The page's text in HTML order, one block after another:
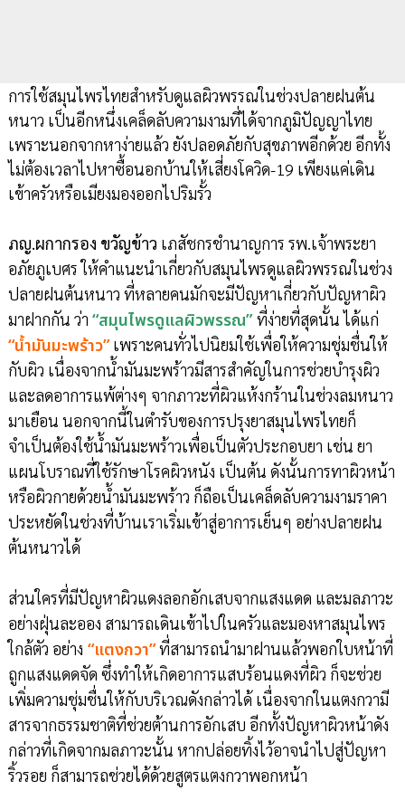
การใช้สมุนไพรไทยสำหรับดูแลผิวพรรณในช่วงปลายฝนต้น
หนาว เป็นอีกหนึ่งเคล็ดลับความงามที่ได้จากภูมิปัญญาไทย
เพราะนอกจากหาง่ายแล้ว ยังปลอดภัยกับสุขภาพอีกด้วย อีกทั้ง
ไม่ต้องเวลาไปหาซื้อนอกบ้านให้เสี่ยงโควิด-19 เพียงแค่เดิน
เข้าครัวหรือเมียงมองออกไปริมรั้ว
ภญ.ผกากรอง ขวัญข้าว เภสัชกรชำนาญการ รพ.เจ้าพระยา
อภัยภูเบศร ให้คำแนะนำเกี่ยวกับสมุนไพรดูแลผิวพรรณในช่วง
ปลายฝนต้นหนาว ที่หลายคนมักจะมีปัญหาเกี่ยวกับปัญหาผิว
มาฝากกัน ว่า “สมุนไพรดูแลผิวพรรณ” ที่ง่ายที่สุดนั้น ได้แก่
“น้ำมันมะพร้าว”เพราะคนทั่วไปนิยมใช้เพื่อให้ความชุ่มชื่นให้
กับผิว เนื่องจากน้ำมันมะพร้าวมีสารสำคัญในการช่วยบำรุงผิว
และลดอาการแพ้ต่างๆ จากภาวะที่ผิวแห้งกร้านในช่วงลมหนาว
มาเยือน นอกจากนี้ในตำรับของการปรุงยาสมุนไพรไทยก็
จำเป็นต้องใช้น้ำมันมะพร้าวเพื่อเป็นตัวประกอบยา เช่น ยา
แผนโบราณที่ใช้รักษาโรคผิวหนัง เป็นต้น ดังนั้นการทาผิวหน้า
หรือผิวกายด้วยน้ำมันมะพร้าว ก็ถือเป็นเคล็ดลับความงามราคา
ประหยัดในช่วงที่บ้านเราเริ่มเข้าสู่อาการเย็นๆ อย่างปลายฝน
ต้นหนาวได้
ส่วนใครที่มีปัญหาผิวแดงลอกอักเสบจากแสงแดด และมลภาวะ
อย่างฝุ่นละออง สามารถเดินเข้าไปในครัวและมองหาสมุนไพร
ใกล้ตัว อย่าง “แตงกวา”ที่สามารถนำมาฝานแล้วพอกใบหน้าที่
ถูกแสงแดดจัด ซึ่งทำให้เกิดอาการแสบร้อนแดงที่ผิว ก็จะช่วย
เพิ่มความชุ่มชื่นให้กับบริเวณดังกล่าวได้ เนื่องจากในแตงกวามี
สารจากธรรมชาติที่ช่วยต้านการอักเสบ อีกทั้งปัญหาผิวหน้าดัง
กล่าวที่เกิดจากมลภาวะนั้น หากปล่อยทิ้งไว้อาจนำไปสู่ปัญหา
ริ้วรอย ก็สามารถช่วยได้ด้วยสูตรแตงกวาพอกหน้า